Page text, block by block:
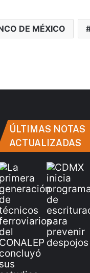
DE MÉXICO
ÚLTIMAS NOTAS
ACTUALIZADAS